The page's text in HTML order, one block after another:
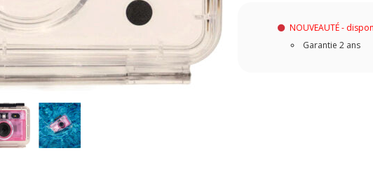
NOUVEAUTÉ -
Garantie 2 ans